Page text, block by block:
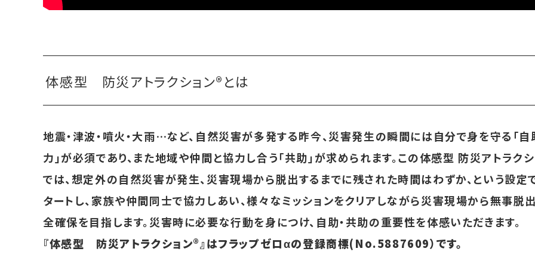
体感型 防災アトラクション®とは
地震・津波・噴火・大雨…など、自然災害が多発する昨今、災害発生の瞬間には自分で身を守る「自
力」が必須であり、また地域や仲間と協力し合う「共助」が求められます。この体感型 防災アトラク
では、想定外の自然災害が発生、災害現場から脱出するまでに残された時間はわずか、という設定
タートし、家族や仲間同士で協力しあい、様々なミッションをクリアしながら災害現場から無事脱出
全確保を目指します。災害時に必要な行動を身につけ、自助・共助の重要性を体感いただきます。
『体感型 防災アトラクション®』はフラップゼロαの登録商標(No.5887609）です。